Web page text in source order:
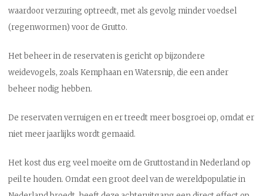
waardoor verzuring optreedt, met als gevolg minder voedsel
(regenwormen) voor de Grutto.
Het beheer in de reservaten is gericht op bijzondere
weidevogels, zoals Kemphaan en Watersnip, die een ander
beheer nodig hebben.
De reservaten verruigen en er treedt meer bosgroei op, omdat er
niet meer jaarlijks wordt gemaaid.
Het kost dus erg veel moeite om de Gruttostand in Nederland op
peil te houden. Omdat een groot deel van de wereldpopulatie in